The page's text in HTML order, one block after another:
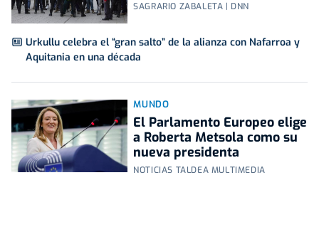
SAGRARIO ZABALETA | DNN
Urkullu celebra el “gran salto” de la alianza con Nafarroa y
Aquitania en una década
MUNDO
El Parlamento Europeo elige
a Roberta Metsola como su
nueva presidenta
NOTICIAS TALDEA MULTIMEDIA